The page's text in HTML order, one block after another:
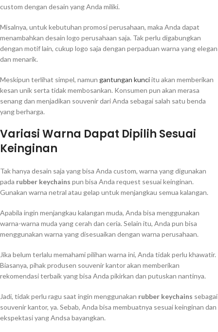
custom dengan desain yang Anda miliki.
Misalnya, untuk kebutuhan promosi perusahaan, maka Anda dapat
menambahkan desain logo perusahaan saja. Tak perlu digabungkan
dengan motif lain, cukup logo saja dengan perpaduan warna yang elegan
dan menarik.
Meskipun terlihat simpel, namun gantungan kunciitu akan memberikan
kesan unik serta tidak membosankan. Konsumen pun akan merasa
senang dan menjadikan souvenir dari Anda sebagai salah satu benda
yang berharga.
Variasi Warna Dapat Dipilih Sesuai
Keinginan
Tak hanya desain saja yang bisa Anda custom, warna yang digunakan
pada rubber keychains pun bisa Anda request sesuai keinginan.
Gunakan warna netral atau gelap untuk menjangkau semua kalangan.
Apabila ingin menjangkau kalangan muda, Anda bisa menggunakan
warna-warna muda yang cerah dan ceria. Selain itu, Anda pun bisa
menggunakan warna yang disesuaikan dengan warna perusahaan.
Jika belum terlalu memahami pilihan warna ini, Anda tidak perlu khawatir.
Biasanya, pihak produsen souvenir kantor akan memberikan
rekomendasi terbaik yang bisa Anda pikirkan dan putuskan nantinya.
Jadi, tidak perlu ragu saat ingin menggunakan rubber keychains sebagai
souvenir kantor, ya. Sebab, Anda bisa membuatnya sesuai keinginan dan
ekspektasi yang Andsa bayangkan.